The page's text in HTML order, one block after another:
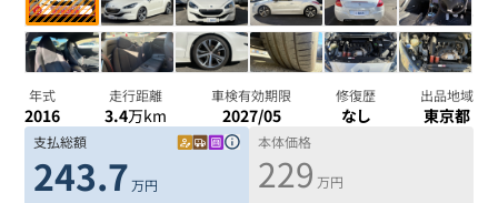
年式
2016
走行距離
3.4万km
車検有効期限
2027/05
修復歴
なし
出品地域
東京都
支払総額
243.7 万円
本体価格
229 万円